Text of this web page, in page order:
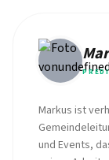
Markus ist
und Events,